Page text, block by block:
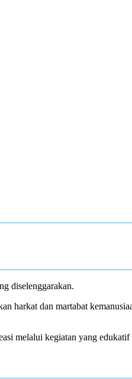
diselenggarakan.
harkat dan martabat
melalui kegiatan yang edukatif